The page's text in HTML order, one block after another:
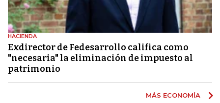
HACIENDA
Exdirector de Fedesarrollo califica como
"necesaria" la eliminación de impuesto al
patrimonio
MÁS ECONOMÍA